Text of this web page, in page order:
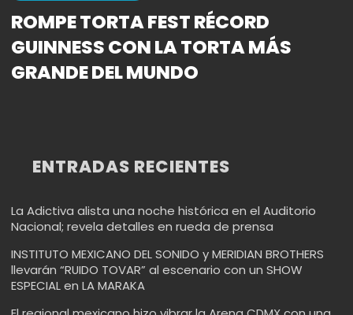
ROMPE TORTA FEST RÉCORD
GUINNESS CON LA TORTA MÁS
GRANDE DEL MUNDO
ENTRADAS RECIENTES
La Adictiva alista una noche histórica en el Auditorio
Nacional; revela detalles en rueda de prensa
INSTITUTO MEXICANO DEL SONIDO y MERIDIAN BROTHERS
llevarán “RUIDO TOVAR” al escenario con un SHOW
ESPECIAL en LA MARAKA